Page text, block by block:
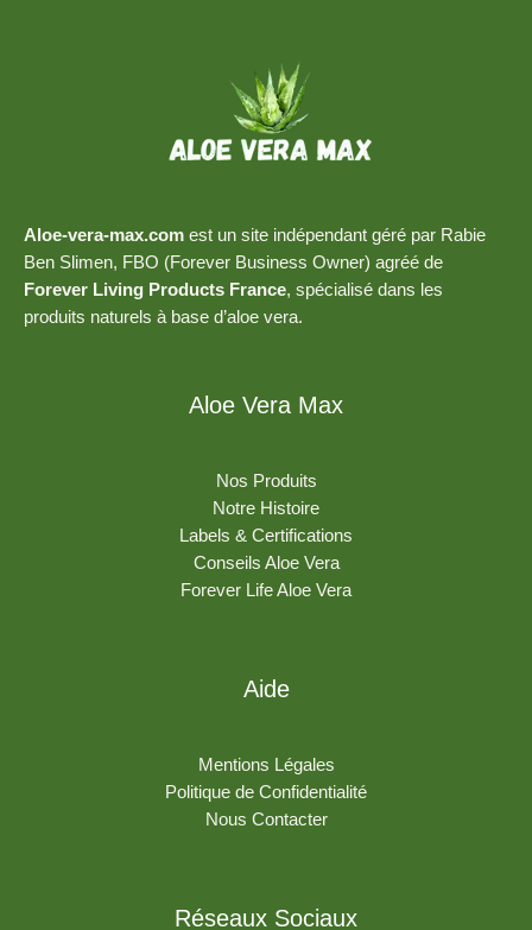
Aloe-vera-max.com est un site indépendant géré par Rabie
Ben Slimen, FBO (Forever Business Owner) agréé de
Forever Living Products France, spécialisé dans les
produits naturels à base d’aloe vera.
Aloe Vera Max
Nos Produits
Notre Histoire
Labels & Certifications
Conseils Aloe Vera
Forever Life Aloe Vera
Aide
Mentions Légales
Politique de Confidentialité
Nous Contacter
Réseaux Sociaux